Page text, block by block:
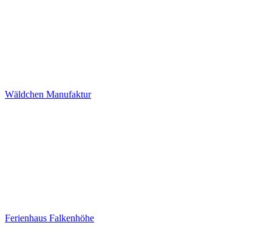
Wäldchen Manufaktur
Ferienhaus Falkenhöhe